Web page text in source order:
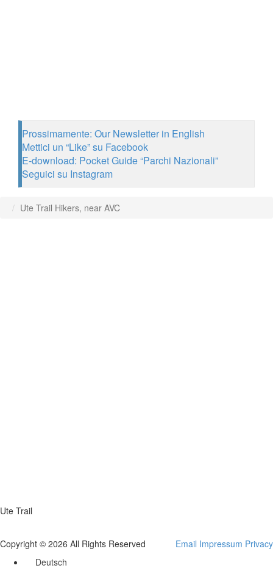
Prossimamente: Our Newsletter in English
Mettici un “Like” su Facebook
E-download: Pocket Guide “Parchi Nazionali”
Seguici su Instagram
Ute Trail Hikers, near AVC
Ute Trail
Copyright © 2026 All Rights Reserved Email Impressum Privacy
Deutsch